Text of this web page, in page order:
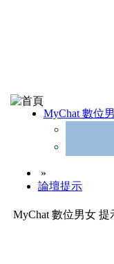
MyChat 數位
»
論壇提示
MyChat 數位男女 提